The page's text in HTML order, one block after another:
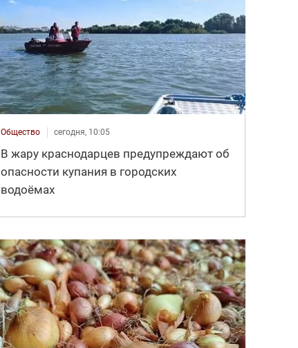
Общество сегодня, 10:05
В жару краснодарцев предупреждают об
опасности купания в городских
водоёмах